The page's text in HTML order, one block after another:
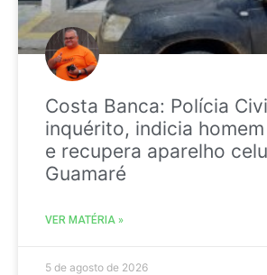
Costa Banca: Polícia
inquérito, indicia
e recupera aparelho
Guamaré
VER MATÉRIA »
5 de agosto de 2026